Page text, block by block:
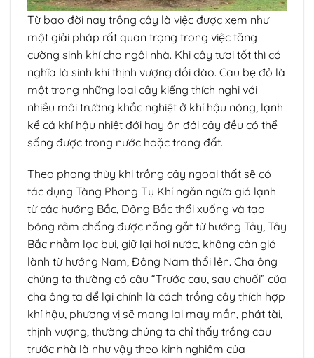
Từ bao đời nay trồng cây là việc được xem như
một giải pháp rất quan trọng trong việc tăng
cường sinh khí cho ngôi nhà. Khi cây tươi tốt thì có
nghĩa là sinh khí thịnh vượng dồi dào. Cau bẹ đỏ là
một trong những loại cây kiểng thích nghi với
nhiều môi trường khắc nghiệt ở khí hậu nóng, lạnh
kể cả khí hậu nhiệt đới hay ôn đới cây đều có thể
sống được trong nước hoặc trong đất.
Theo phong thủy khi trồng cây ngoại thất sẽ có
tác dụng Tàng Phong Tụ Khí ngăn ngừa gió lạnh
từ các hướng Bắc, Đông Bắc thổi xuống và tạo
bóng râm chống được nắng gắt từ hướng Tây, Tây
Bắc nhằm lọc bụi, giữ lại hơi nước, không cản gió
lành từ hướng Nam, Đông Nam thổi lên. Cha ông
chúng ta thường có câu “Trước cau, sau chuối” của
cha ông ta để lại chính là cách trồng cây thích hợp
khí hậu, phương vị sẽ mang lại may mắn, phát tài,
thịnh vượng, thường chúng ta chỉ thấy trồng cau
trước nhà là như vậy theo kinh nghiệm của